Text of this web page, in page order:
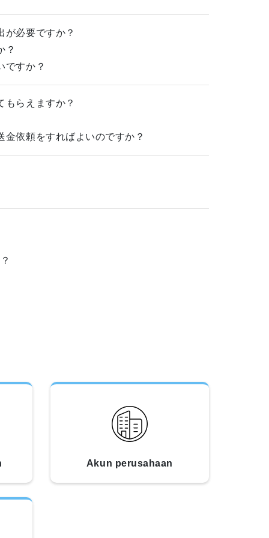
が必要ですか？
？
ですか？
もらえますか？
依頼をすればよいのですか？
Akun perusahaan